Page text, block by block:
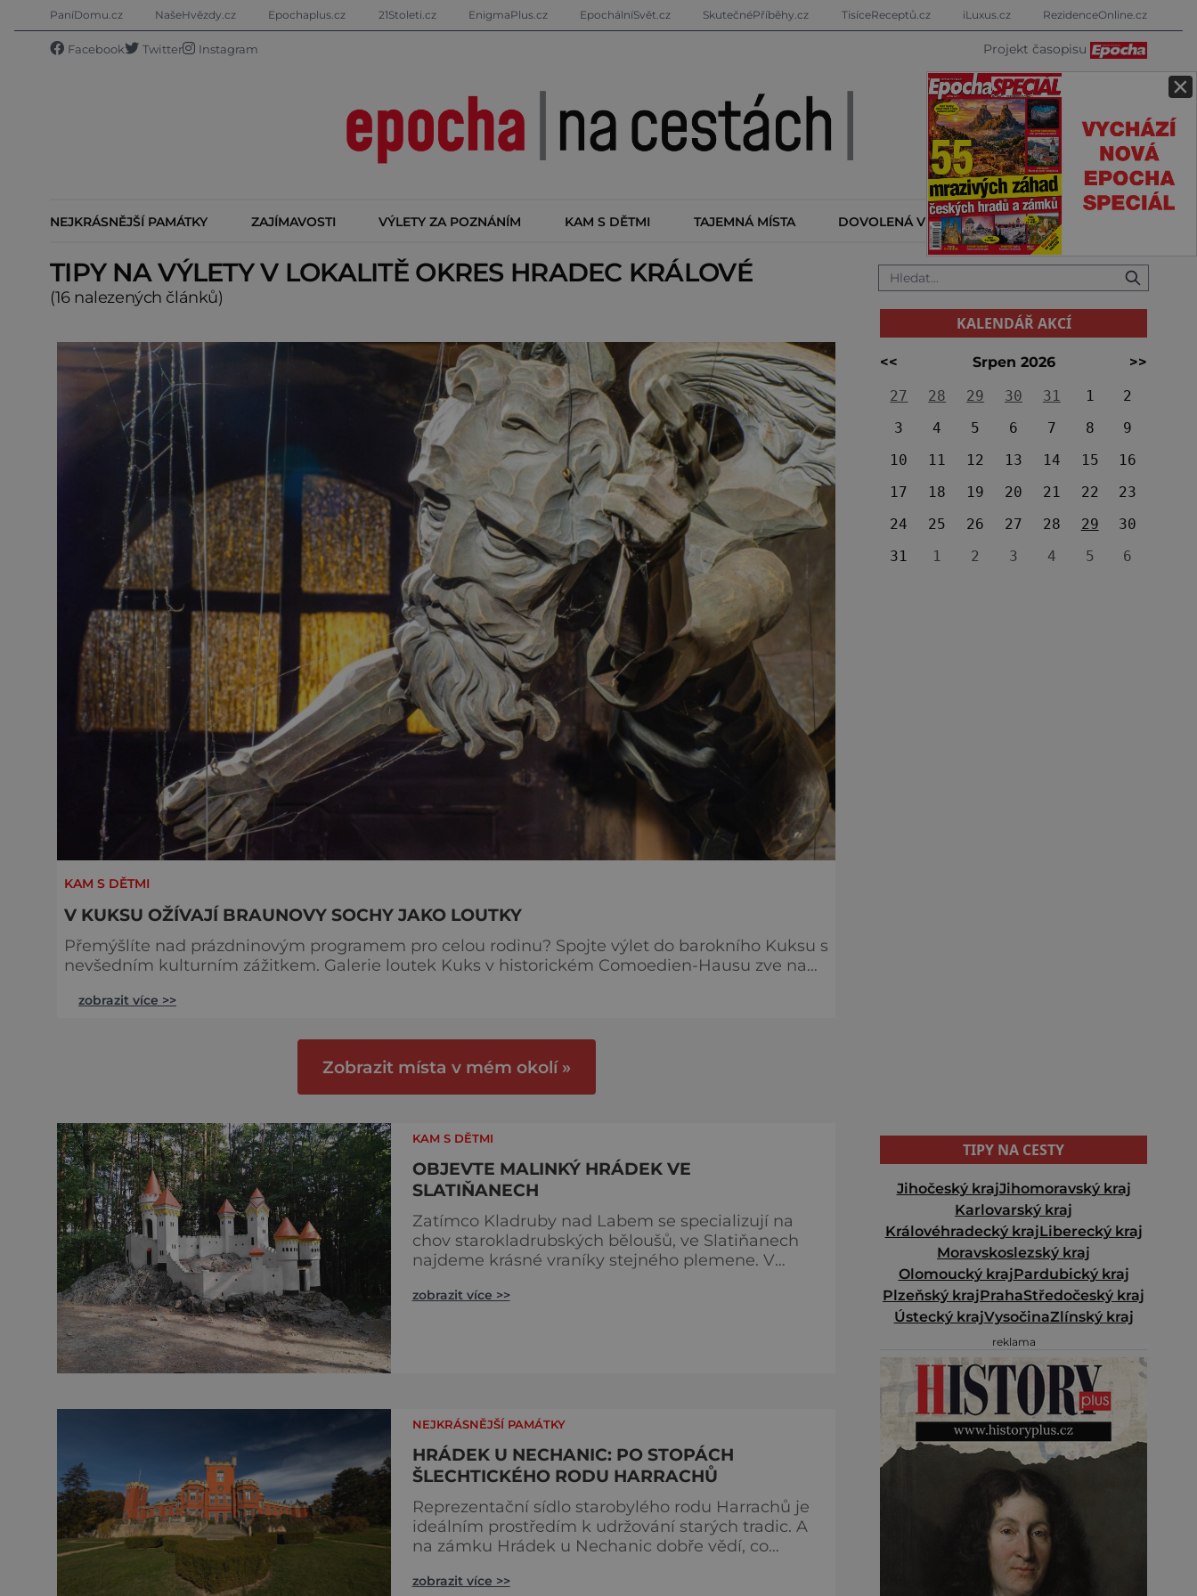
×
PaníDomu.cz NašeHvězdy.cz Epochaplus.cz 21Stoleti.cz EnigmaPlus.cz EpochálníSvět.cz SkutečnéPříběhy.cz TisíceReceptů.cz iLuxus.cz RezidenceOnline.cz
Facebook Twitter Instagram Projekt časopisu
NEJKRÁSNĚJŠÍ PAMÁTKY ZAJÍMAVOSTI VÝLETY ZA POZNÁNÍM KAM S DĚTMI TAJEMNÁ MÍSTA DOVOLENÁ V ZAHRANIČÍ KALENDÁŘ AKCÍ
TIPY NA VÝLETY V LOKALITĚ OKRES HRADEC KRÁLOVÉ
(16 nalezených článků)
KAM S DĚTMI
V KUKSU OŽÍVAJÍ BRAUNOVY SOCHY JAKO LOUTKY
Přemýšlíte nad prázdninovým programem pro celou rodinu? Spojte výlet do barokního Kuksu s
nevšedním kulturním zážitkem. Galerie loutek Kuks v historickém Comoedien-Hausu zve na
sochami Matyáše Bernarda Brauna nejen z Kuksu. Výstava Braunova socha loutkou
zobrazit více >>
Zobrazit místa v mém okolí »
KAM S DĚTMI
OBJEVTE MALINKÝ HRÁDEK VE
SLATIŇANECH
Zatímco Kladruby nad Labem se specializují na
chov starokladrubských běloušů, ve Slatiňanech
najdeme krásné vraníky stejného plemene. V
více o chovu těchto koní, jsou tu vystaveny
zobrazit více >>
NEJKRÁSNĚJŠÍ PAMÁTKY
HRÁDEK U NECHANIC: PO STOPÁCH
ŠLECHTICKÉHO RODU HARRACHŮ
Reprezentační sídlo starobylého rodu Harrachů je
ideálním prostředím k udržování starých tradic. A
na zámku Hrádek u Nechanic dobře vědí, co
novogotický zámek Hrádek u Nechanic byl
zobrazit více >>
KALENDÁŘ AKCÍ
<< Srpen 2026
>>
27
28 29 30 31 1
2
3
4 5 6 7 8
9
10
11 12 13 14 15
16
17
18 19 20 21 22
23
24
25 26 27 28 29
30
31
1 2 3 4 5 6
TIPY NA CESTY
Jihočeský krajJihomoravský kraj
Karlovarský kraj
Královéhradecký krajLiberecký kraj
Moravskoslezský kraj
Olomoucký krajPardubický kraj
Plzeňský krajPrahaStředočeský kraj
Ústecký krajVysočinaZlínský kraj
reklama